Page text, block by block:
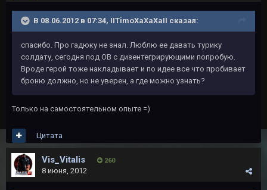
В 08.06.2012 в 07:34, IITimoXaXaXaII сказал:
спасибо. Про гадюку не знал. Люблю ее давать турику
солдату, сегодня под ОВ с дизентегрирующими попробую.
Вроде герой тоже накладывает и по идее все что пробивает
броню должно, но не уверен, а где можно узнать?
Только на самостоятельном опыте =)
Цитата
Vis_Vitalis 260
8 июня, 2012